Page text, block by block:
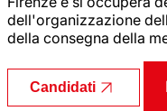
dell'organizzazione
della consegna della
Candidati